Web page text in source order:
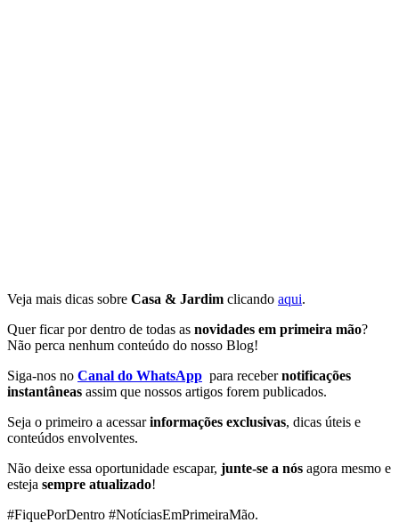
Veja mais dicas sobre Casa & Jardim clicando aqui.
Quer ficar por dentro de todas as novidades em primeira mão?
Não perca nenhum conteúdo do nosso Blog!
Siga-nos no Canal do WhatsApp para recebernotificações
instantâneas assim que nossos artigos forem publicados.
Seja o primeiro a acessarinformações exclusivas, dicas úteis e
conteúdos envolventes.
Não deixe essa oportunidade escapar, junte-se a nós agora mesmo e
esteja sempre atualizado!
#FiquePorDentro #NotíciasEmPrimeiraMão.